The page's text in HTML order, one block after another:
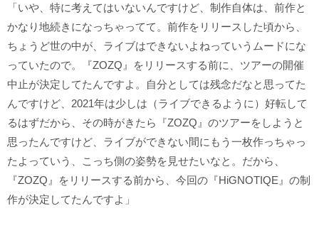
「いや、特に考えてはいないんですけど、制作自体は、前作と
かなり地続きになっちゃってて。前作をリリースした頃から、
ちょうど世の中が、ライブはできないよねっていうムードにな
っていたので。『ZOZQ』をリリースする前に、ツアーの開催
中止が決定してたんですよ。自分としては残念だなと思ってた
んですけど、2021年は少しは（ライブできるように）好転して
るはずだから、その時がきたら『ZOZQ』のツアーをしようと
思ったんですけど、ライブができない間にもう一枚作っちゃっ
たよっていう、こっち側の姿勢を見せたいなと。だから、
『ZOZQ』をリリースする前から、今回の『HiGNOTIQE』の制
作が決定してたんですよ」